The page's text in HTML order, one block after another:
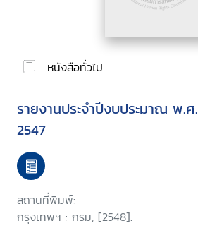
หนังสือทั่วไป
รายงานประจำปีงบประมาณ พ.ศ.
2547
สถานที่พิมพ์:
กรุงเทพฯ : กรม, [2548].